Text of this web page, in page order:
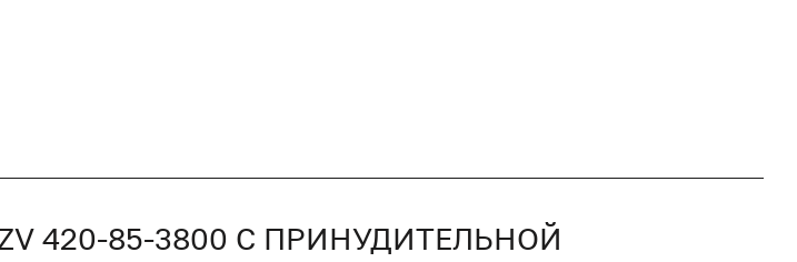
420-85-3800 С ПРИНУДИТЕЛЬНОЙ